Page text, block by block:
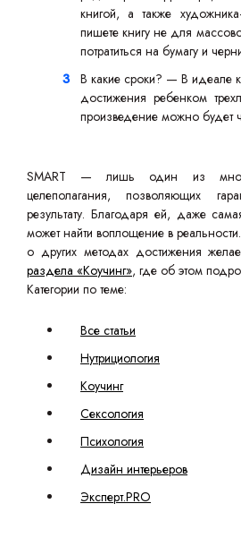
книгой, а также
пишете книгу не для
потратиться на бумагу и
В какие сроки? — В идеале
достижения ребенком
произведение можно будет
SMART — лишь один из
целеполагания, позволяющих
результату. Благодаря ей, даже
может найти воплощение в
о других методах достижения
раздела «Коучинг», где об этом
Категории по теме:
Все статьи
Нутрициология
Коучинг
Сексология
Психология
Дизайн интерьеров
Эксперт.PRO